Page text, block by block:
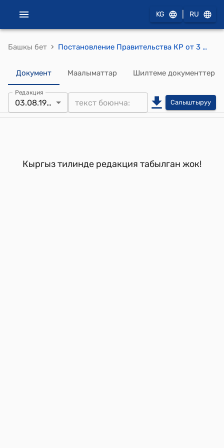
KG RU
Башкы бет › Постановление Правительства КР от 3 августа 1996 года N 355 "О мероприятиях, связанных с введением в Кыргызской Республике таможенных марок на импортируемый чай"
Документ Маалыматтар Шилтеме документтер
Редакция
03.08.1996 Салыштыруу
Кыргыз тилинде редакция табылган жок!